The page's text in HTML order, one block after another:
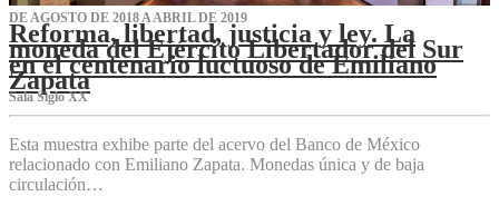
DE AGOSTO DE 2018 A ABRIL DE 2019
Reforma, libertad, justicia y ley. La
moneda del Ejército Libertador del Sur
en el centenario luctuoso de Emiliano
Zapata
Sala Siglo XX
Esta muestra exhibe parte del acervo del Banco de México
relacionado con Emiliano Zapata. Monedas única y de baja
circulación…